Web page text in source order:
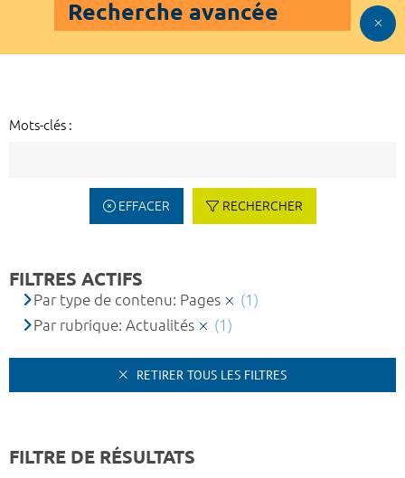
Recherche avancée
Mots-clés :
EFFACER RECHERCHER
FILTRES ACTIFS
Par type de contenu: Pages
(1)
Par rubrique: Actualités
(1)
RETIRER TOUS LES FILTRES
FILTRE DE RÉSULTATS